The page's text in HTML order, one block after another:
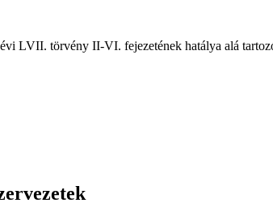
LVII. törvény II-VI. fejezetének hatálya alá